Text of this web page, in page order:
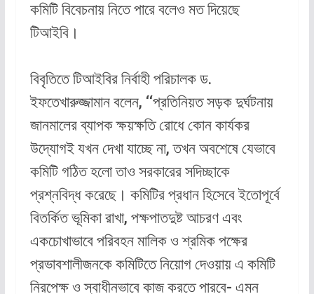
কমিটি বিবেচনায় নিতে পারে বলেও মত দিয়েছে
টিআইবি।
বিবৃতিতে টিআইবির নির্বাহী পরিচালক ড.
ইফতেখারুজ্জামান বলেন, ‘‘প্রতিনিয়ত সড়ক দুর্ঘটনায়
জানমালের ব্যাপক ক্ষয়ক্ষতি রোধে কোন কার্যকর
উদ্যোগই যখন দেখা যাচ্ছে না, তখন অবশেষে যেভাবে
কমিটি গঠিত হলো তাও সরকারের সদিচ্ছাকে
প্রশ্নবিদ্ধ করেছে। কমিটির প্রধান হিসেবে ইতোপূর্বে
বিতর্কিত ভূমিকা রাখা, পক্ষপাতদুষ্ট আচরণ এবং
একচোখাভাবে পরিবহন মালিক ও শ্রমিক পক্ষের
প্রভাবশালীজনকে কমিটিতে নিয়োগ দেওয়ায় এ কমিটি
নিরপেক্ষ ও স্বাধীনভাবে কাজ করতে পারবে- এমন